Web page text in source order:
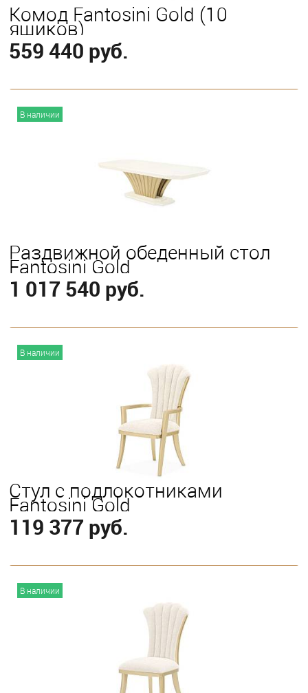
Комод Fantosini Gold (10
ящиков)
559 440 руб.
В наличии
Раздвижной обеденный стол
Fantosini Gold
1 017 540 руб.
В наличии
Стул с подлокотниками
Fantosini Gold
119 377 руб.
В наличии